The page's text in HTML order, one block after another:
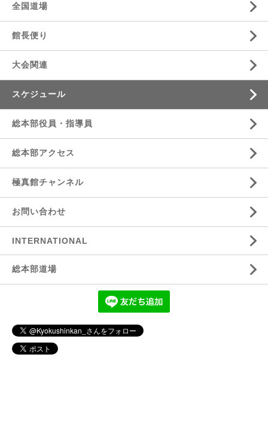
全国道場
館長便り
大会関連
スケジュール
総本部役員・指導員
総本部アクセス
極真館チャンネル
お問い合わせ
INTERNATIONAL
総本部道場